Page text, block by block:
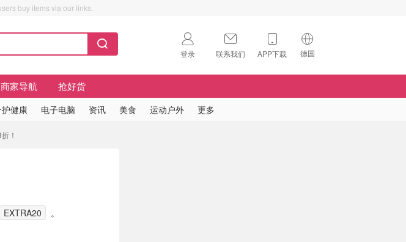
buy items via our links.
登录 联系我们 APP下载 德国
🇺🇸
商家导航 抢好货
健康 电子电脑 资讯 美食 运动户外 更多
！
EXTRA20
。